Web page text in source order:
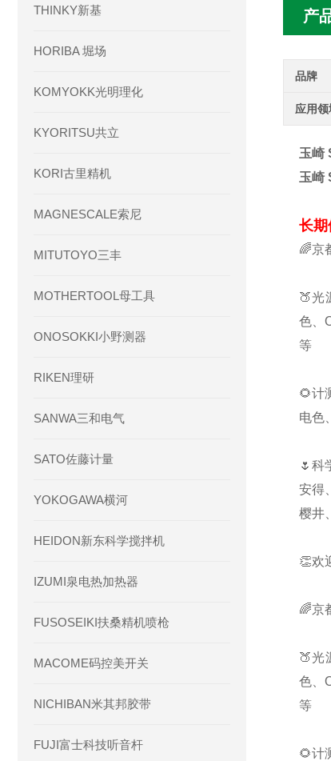
产
品牌
应用领
玉崎
玉崎
长期
🌈京
🍑光
色、
等
🌻计
电色
🌷科
安得
樱井
👏欢
🌈京
🍑光
色、
等
🌻计
THINKY新基
HORIBA 堀场
KOMYOKK光明理化
KYORITSU共立
KORI古里精机
MAGNESCALE索尼
MITUTOYO三丰
MOTHERTOOL母工具
ONOSOKKI小野测器
RIKEN理研
SANWA三和电气
SATO佐藤计量
YOKOGAWA横河
HEIDON新东科学搅拌机
IZUMI泉电热加热器
FUSOSEIKI扶桑精机喷枪
MACOME码控美开关
NICHIBAN米其邦胶带
FUJI富士科技听音杆